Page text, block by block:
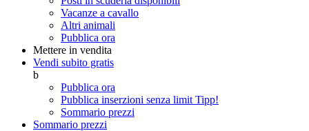
Vacanze a cavallo
Altri animali
Pubblica ora
Mettere in vendita
Vendi subito gratis
b
Pubblica ora
Pubblica inserzioni senza limit Tipp!
Sommario prezzi
Sommario prezzi